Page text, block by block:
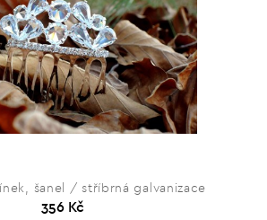
šanel / stříbrná galvanizace
356 Kč